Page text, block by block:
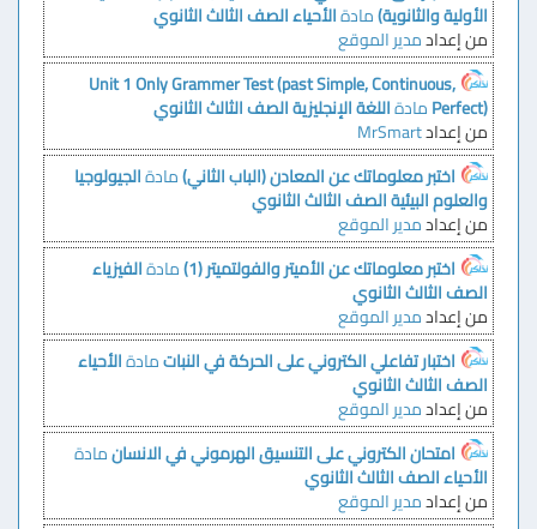
الأولية والثانوية)مادةالأحياءالصف الثالث الثانوي
من إعدادمدير الموقع
Unit 1 Only Grammer Test (past Simple, Continuous,
Perfect)مادةاللغة الإنجليزيةالصف الثالث الثانوي
من إعدادMrSmart
اختبر معلوماتك عن المعادن (الباب الثاني)مادةالجيولوجيا
والعلوم البيئيةالصف الثالث الثانوي
من إعدادمدير الموقع
اختبر معلوماتك عن الأميتر والفولتميتر (1)
مادةالفيزياء
الصف الثالث الثانوي
من إعدادمدير الموقع
اختبار تفاعلي الكتروني على الحركة في النباتمادةالأحياء
الصف الثالث الثانوي
من إعدادمدير الموقع
امتحان الكتروني على التنسيق الهرموني في الانسانمادة
الأحياءالصف الثالث الثانوي
من إعدادمدير الموقع